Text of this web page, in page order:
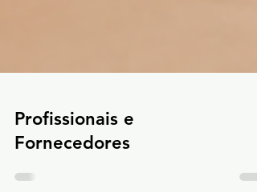
Profissionais e
Fornecedores